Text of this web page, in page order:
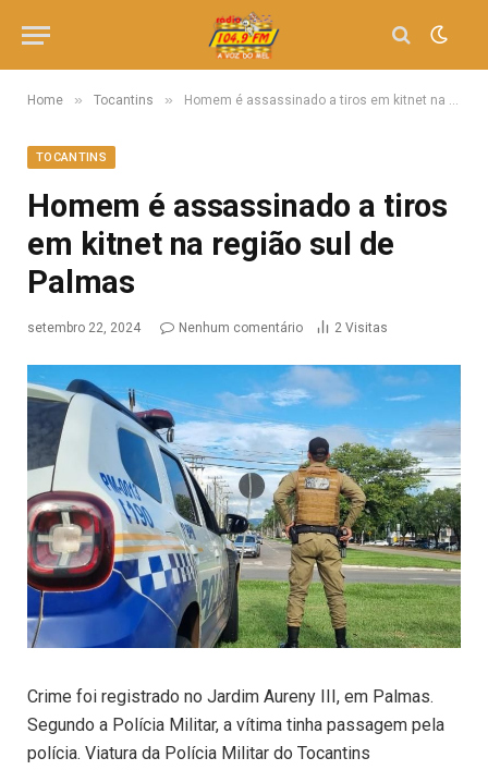
Home » Tocantins » Homem é assassinado a tiros em kitnet na região sul de Palmas
TOCANTINS
Homem é assassinado a tiros
em kitnet na região sul de
Palmas
setembro 22, 2024 Nenhum comentário 2 Visitas
Crime foi registrado no Jardim Aureny III, em Palmas.
Segundo a Polícia Militar, a vítima tinha passagem pela
polícia. Viatura da Polícia Militar do Tocantins